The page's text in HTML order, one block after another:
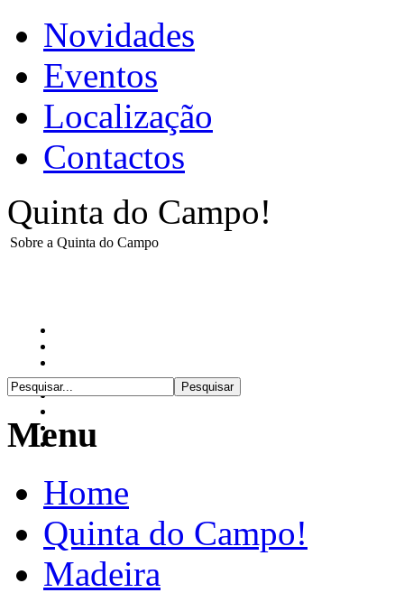
Novidades
Eventos
Localização
Contactos
Quinta do Campo!
Sobre a Quinta do Campo
Menu
Home
Quinta do Campo!
Madeira